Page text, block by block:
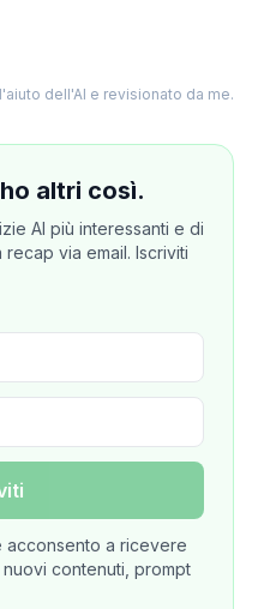
dell'AI e revisionato da me.
altri così.
AI più interessanti e di
via email. Iscriviti
acconsento a ricevere
contenuti, prompt